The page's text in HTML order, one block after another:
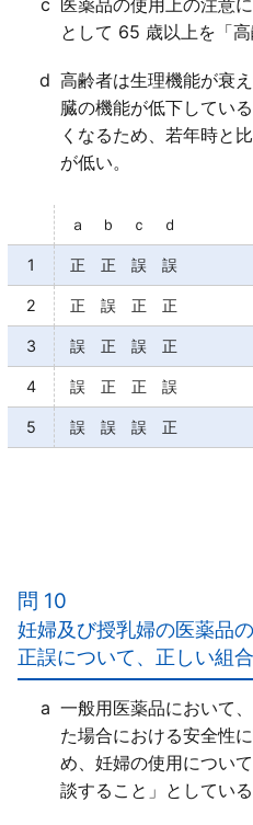
c
医薬品の使用上の注意
として 65 歳以上を「高
d 高齢者は生理機能が衰
臓の機能が低下してい
くなるため、若年時と
が低い。
ａ ｂ ｃ ｄ
1 正 正 誤 誤
2 正 誤 正 正
3 誤 正 誤 正
4 誤 正 正 誤
5 誤 誤 誤 正
一般用医薬品の使用によっ
ることが「ある」。
ｂ○
ｃ○
生理機能が衰えつつあり
低下していると医薬品の
若年時と比べて副作用を生
問 10
妊婦及び授乳婦の医薬品
正誤について、正しい組
a 一般用医薬品において
た場合における安全性
め、妊婦の使用につい
談すること」としている